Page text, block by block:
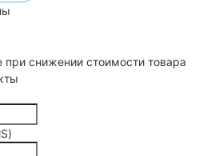
снижении стоимости товара